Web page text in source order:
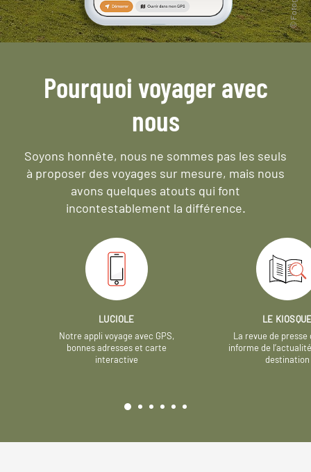
Pourquoi voyager avec
nous
Soyons honnête, nous ne sommes pas les seuls
à proposer des voyages sur mesure, mais nous
avons quelques atouts qui font
incontestablement la différence.
LUCIOLE
Notre appli voyage avec GPS,
bonnes adresses et carte
interactive
LE
La revue de presse
informe de
destination